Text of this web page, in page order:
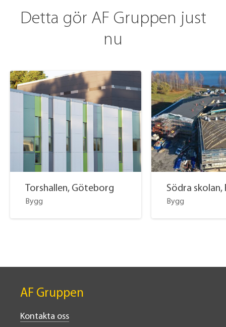
Detta gör AF Gruppen just
nu
Torshallen, Göteborg
Bygg
Södra skolan,
Bygg
AF Gruppen
Kontakta oss